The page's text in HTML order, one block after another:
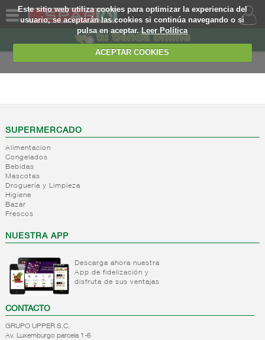
Este sitio web utiliza cookies para optimizar la experiencia del
usuario, se aceptarán las cookies si continúa navegando o si
pulsa en aceptar.Leer Política
ACEPTAR COOKIES
SOMOS
WEB
EJEMPLO
lacteos
(ambiente)
Yogures
(ambiente)
Yogures
Yogures
Yogur
bifidus
salud
Postres
refrigerados
Postres
Leche
+
Leche
fresca
Bebida
refrigerada
cafe
+
Bebida
refrigerada
cafe
Natas
Natas
Mantequillas
+
SUPERMERCADO
Alimentacion
Congelados
Bebidas
Mascotas
Droguería y Limpieza
Higiene
Bazar
Frescos
NUESTRA APP
Descarga ahora nuestra
App de fidelización y
disfruta de sus ventajas
CONTACTO
GRUPO UPPER S.C.
Av. Luxemburgo parcela 1-6